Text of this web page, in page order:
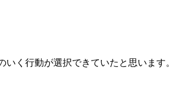
く行動が選択できていたと思います。